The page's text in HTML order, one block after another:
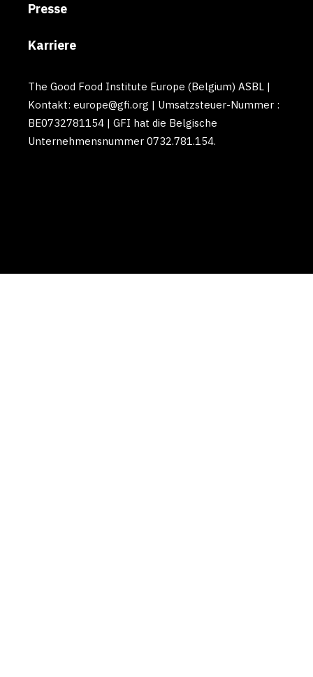
Presse
Karriere
The Good Food Institute Europe (Belgium) ASBL |
Kontakt: europe@gfi.org | Umsatzsteuer-Nummer :
BE0732781154 | GFI hat die Belgische
Unternehmensnummer 0732.781.154.